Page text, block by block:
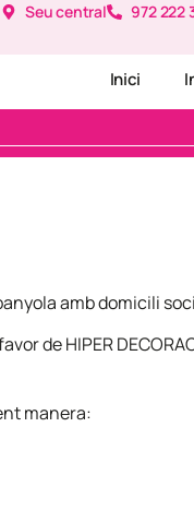
Seu central 972 222
Inici
amb domicili
de HIPER
manera: